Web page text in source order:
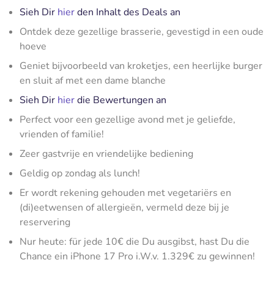
Sieh Dir hierden Inhalt des Deals an
Ontdek deze gezellige brasserie, gevestigd in een oude
hoeve
Geniet bijvoorbeeld van kroketjes, een heerlijke burger
en sluit af met een dame blanche
Sieh Dir hierdie Bewertungen an
Perfect voor een gezellige avond met je geliefde,
vrienden of familie!
Zeer gastvrije en vriendelijke bediening
Geldig op zondag als lunch!
Er wordt rekening gehouden met vegetariërs en
(di)eetwensen of allergieën, vermeld deze bij je
reservering
Nur heute: für jede 10€ die Du ausgibst, hast Du die
Chance ein iPhone 17 Pro i.W.v. 1.329€ zu gewinnen!